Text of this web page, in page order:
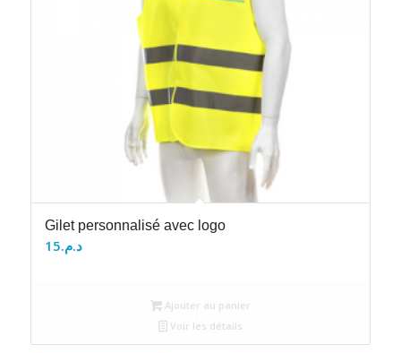
Gilet personnalisé avec logo
د.م.15
Ajouter au panier
Voir les détails